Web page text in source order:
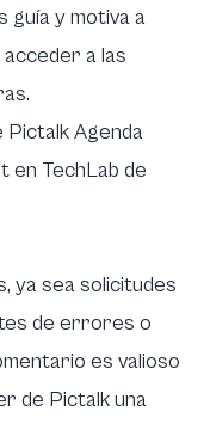
guía y motiva a
acceder a las
Agenda
en TechLab de
ya sea solicitudes
de errores o
es valioso
de Pictalk una